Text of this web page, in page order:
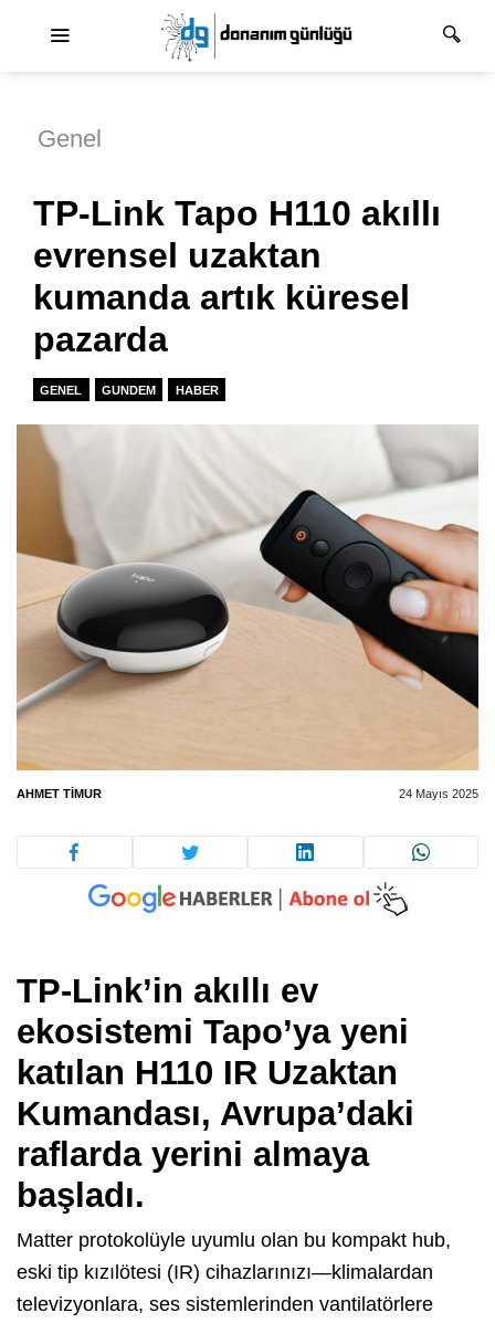
Genel
TP-Link Tapo H110 akıllı
evrensel uzaktan
kumanda artık küresel
pazarda
GENEL GUNDEM HABER
AHMET TIMUR 24 Mayıs 2025
TP-Link’in akıllı ev
ekosistemi Tapo’ya yeni
katılan H110 IR Uzaktan
Kumandası, Avrupa’daki
raflarda yerini almaya
başladı.
Matter protokolüyle uyumlu olan bu kompakt hub,
eski tip kızılötesi (IR) cihazlarınızı—klimalardan
televizyonlara, ses sistemlerinden vantilatörlere